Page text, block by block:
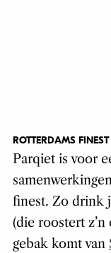
ROTTERDAMS FINEST
Parqiet is voor
finest. Zo drink
(die roostert
gebak komt van